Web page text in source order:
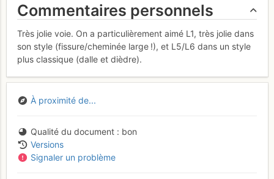
Commentaires personnels
Très jolie voie. On a particulièrement aimé L1, très jolie dans
son style (fissure/cheminée large !), et L5/L6 dans un style
plus classique (dalle et dièdre).
À proximité de...
Qualité du document
bon
Versions
Signaler un problème